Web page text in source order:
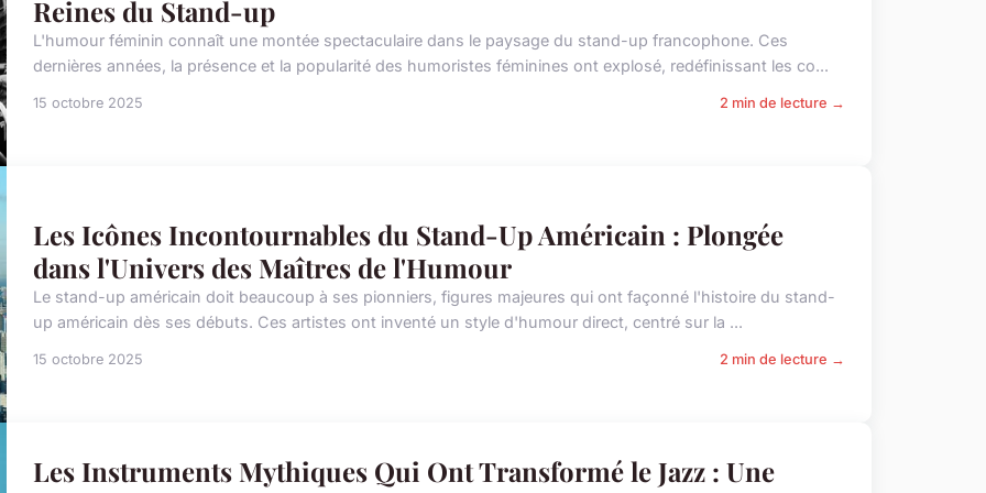
Reines du Stand-up
L'humour féminin connaît une montée spectaculaire dans le paysage du stand-up francophone. Ces
dernières années, la présence et la popularité des humoristes féminines ont explosé, redéfinissant les co...
15 octobre 2025 2 min de lecture →
Les Icônes Incontournables du Stand-Up Américain : Plongée
dans l'Univers des Maîtres de l'Humour
Le stand-up américain doit beaucoup à ses pionniers, figures majeures qui ont façonné l'histoire du stand-
up américain dès ses débuts. Ces artistes ont inventé un style d'humour direct, centré sur la ...
15 octobre 2025 2 min de lecture →
Les Instruments Mythiques Qui Ont Transformé le Jazz : Une